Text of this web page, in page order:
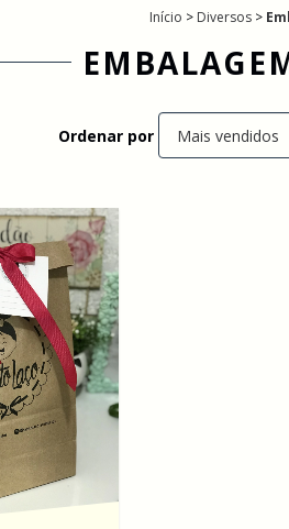
Início > Diversos >
Ordenar por